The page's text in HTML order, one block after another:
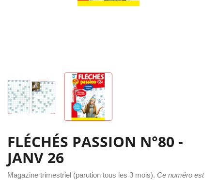
FLÉCHÉS PASSION N°80 -
JANV 26
Magazine trimestriel (parution tous les 3 mois). Ce numéro est